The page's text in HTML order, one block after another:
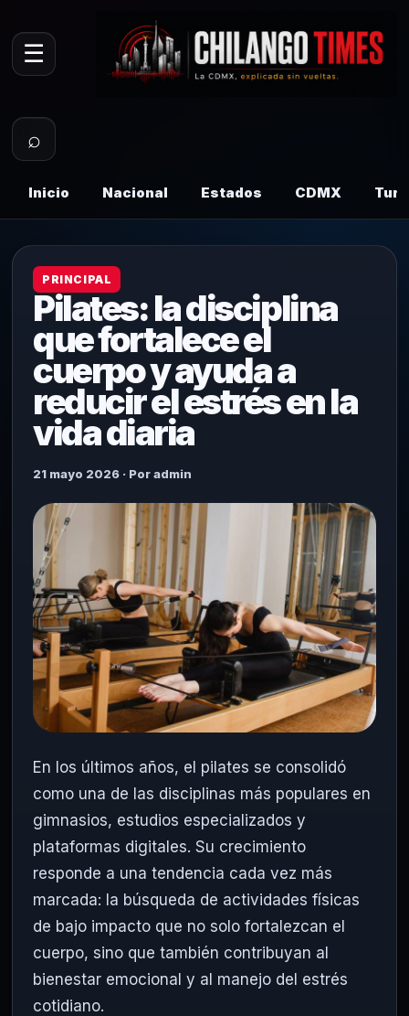
☰
⌕
Inicio Nacional Estados CDMX
PRINCIPAL
Pilates: la disciplina
que fortalece el
cuerpo y ayuda a
reducir el estrés en la
vida diaria
21 mayo 2026 · Por admin
En los últimos años, el pilates se consolidó
como una de las disciplinas más populares en
gimnasios, estudios especializados y
plataformas digitales. Su crecimiento
responde a una tendencia cada vez más
marcada: la búsqueda de actividades físicas
de bajo impacto que no solo fortalezcan el
cuerpo, sino que también contribuyan al
bienestar emocional y al manejo del estrés
cotidiano.